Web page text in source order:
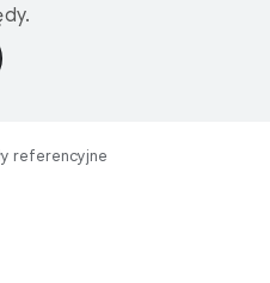
referencyjne